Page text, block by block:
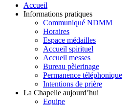
Accueil
Informations pratiques
Communiqué NDMM
Horaires
Espace médailles
Accueil spirituel
Accueil messes
Bureau pèlerinage
Permanence téléphonique
Intentions de prière
La Chapelle aujourd’hui
Equipe